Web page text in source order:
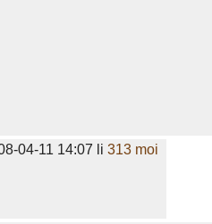
04-11 14:07 li 313 moi